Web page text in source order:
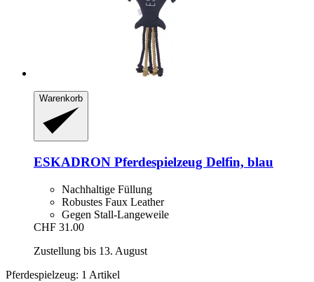
Warenkorb
ESKADRON Pferdespielzeug Delfin, blau
Nachhaltige Füllung
Robustes Faux Leather
Gegen Stall-Langeweile
CHF 31.00
Zustellung bis 13. August
Pferdespielzeug: 1 Artikel